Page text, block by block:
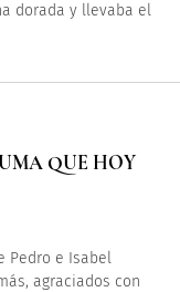
dorada y llevaba el
QUE HOY
Pedro e Isabel
agraciados con